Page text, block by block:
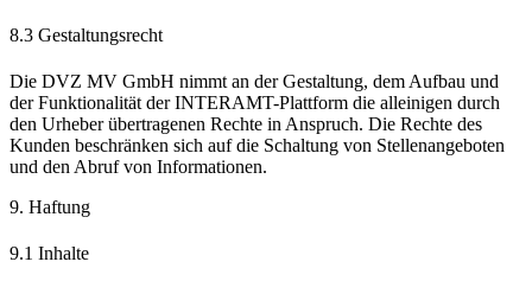
8.3 Gestaltungsrecht
Die DVZ MV GmbH nimmt an der Gestaltung, dem Aufbau und
der Funktionalität der INTERAMT-Plattform die alleinigen durch
den Urheber übertragenen Rechte in Anspruch. Die Rechte des
Kunden beschränken sich auf die Schaltung von Stellenangeboten
und den Abruf von Informationen.
9. Haftung
9.1 Inhalte